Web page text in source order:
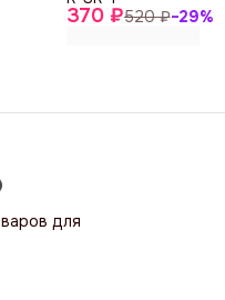
370 ₽520 ₽−29%
для